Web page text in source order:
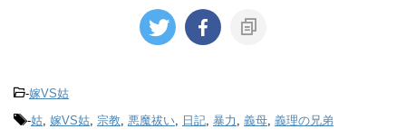
-嫁VS姑
-姑, 嫁VS姑, 宗教, 悪魔祓い, 日記, 暴力 , 義母, 義理の兄弟